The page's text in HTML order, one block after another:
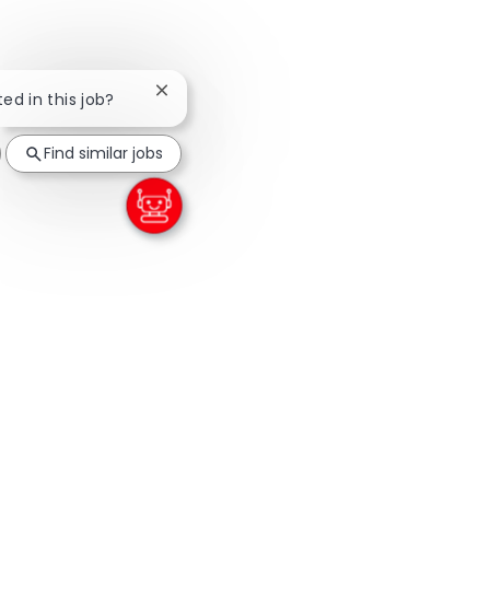
in this job? Close chatbot notification
Find similar jobs